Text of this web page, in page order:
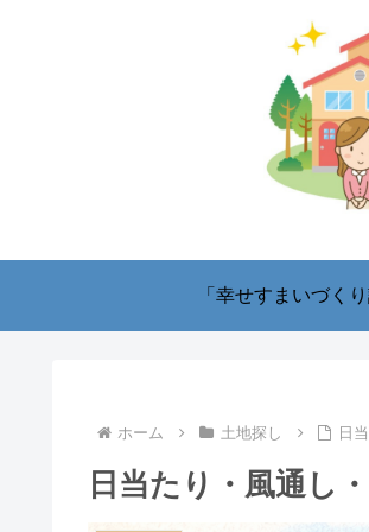
「幸せすまいづく
ホーム 土地探し 日
日当たり・風通し